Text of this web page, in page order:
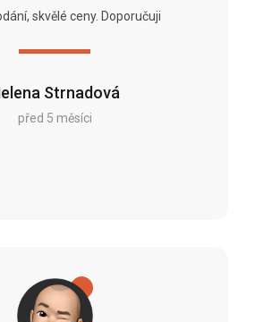
Strnadová
před 5 měsíci
skvělé ceny. Doporučuji